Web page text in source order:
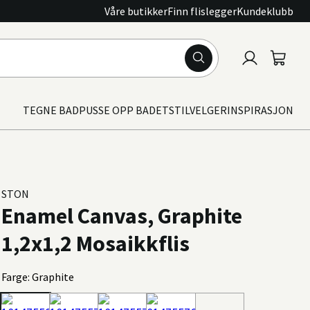
Våre butikkerFinn flisleggerKundeklubb
TEGNE BADPUSSE OPP BADETSTILVELGERINSPIRASJON
STON
Enamel Canvas, Graphite
1,2x1,2 Mosaikkflis
Farge: Graphite